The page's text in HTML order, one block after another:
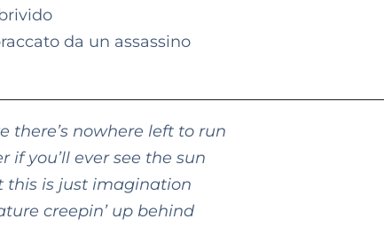
da un assassino
there’s nowhere left to run
if you’ll ever see the sun
this is just imagination
creepin’ up behind